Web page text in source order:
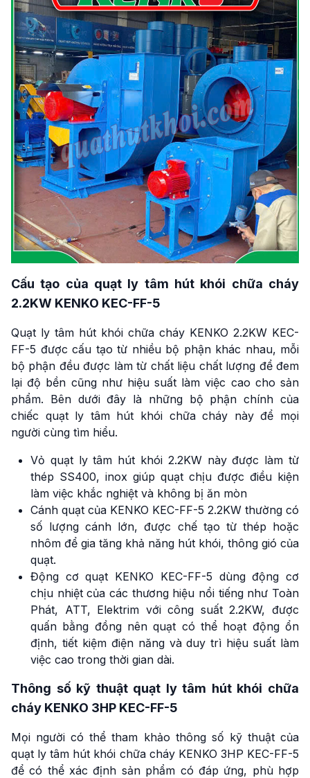
Cấu tạo của quạt ly tâm hút khói chữa cháy
2.2KW KENKO KEC-FF-5
Quạt ly tâm hút khói chữa cháy KENKO 2.2KW KEC-
FF-5 được cấu tạo từ nhiều bộ phận khác nhau, mỗi
bộ phận đều được làm từ chất liệu chất lượng để đem
lại độ bền cũng như hiệu suất làm việc cao cho sản
phẩm. Bên dưới đây là những bộ phận chính của
chiếc quạt ly tâm hút khói chữa cháy này để mọi
người cùng tìm hiểu.
Vỏ quạt ly tâm hút khói 2.2KW này được làm từ
thép SS400, inox giúp quạt chịu được điều kiện
làm việc khắc nghiệt và không bị ăn mòn
Cánh quạt của KENKO KEC-FF-5 2.2KW thường có
số lượng cánh lớn, được chế tạo từ thép hoặc
nhôm để gia tăng khả năng hút khói, thông gió của
quạt.
Động cơ quạt KENKO KEC-FF-5 dùng động cơ
chịu nhiệt của các thương hiệu nổi tiếng như Toàn
Phát, ATT, Elektrim với công suất 2.2KW, được
quấn bằng đồng nên quạt có thể hoạt động ổn
định, tiết kiệm điện năng và duy trì hiệu suất làm
việc cao trong thời gian dài.
Thông số kỹ thuật quạt ly tâm hút khói chữa
cháy KENKO 3HP KEC-FF-5
Mọi người có thể tham khảo thông số kỹ thuật của
quạt ly tâm hút khói chữa cháy KENKO 3HP KEC-FF-5
để có thể xác định sản phẩm có đáp ứng, phù hợp